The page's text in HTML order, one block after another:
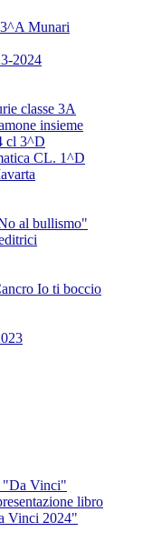
Munari
2024
classe 3A
insieme
cl 3^D
CL. 1^D
al bullismo"
Io ti boccio
"Da Vinci"
libro
Vinci 2024"